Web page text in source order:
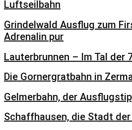
Luftseilbahn
Grindelwald Ausflug zum
Adrenalin pur
Lauterbrunnen – Im Tal der
Die Gornergratbahn in
Gelmerbahn, der
Schaffhausen, die Stadt der